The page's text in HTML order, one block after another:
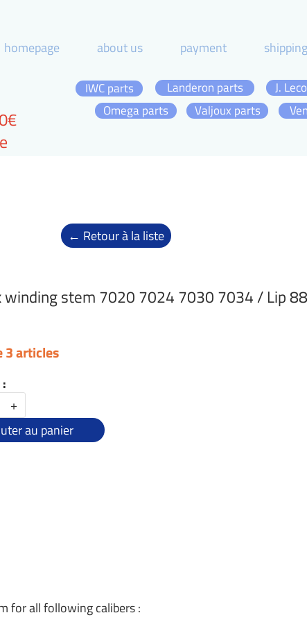
homepage about us payment shipping
Omega parts
J.
IWC parts
Landeron parts
Valjoux parts
← Retour à la liste
winding stem 7020 7024 7030 7034 / Lip
3 articles
+
au panier
for all following calibers :